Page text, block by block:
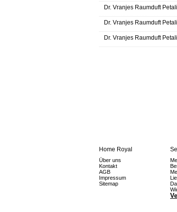
Dr. Vranjes Raumduft
Dr. Vranjes Raumduft
Dr. Vranjes Raumduft
Home Royal
Über uns
Kontakt
AGB
Impressum
Sitemap